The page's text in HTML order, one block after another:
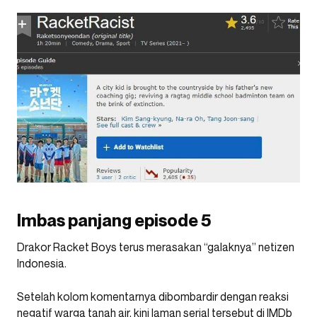
Imbas panjang episode 5
Drakor Racket Boys terus merasakan “galaknya” netizen
Indonesia.
Setelah kolom komentarnya dibombardir dengan reaksi
negatif warga tanah air, kini laman serial tersebut di IMDb